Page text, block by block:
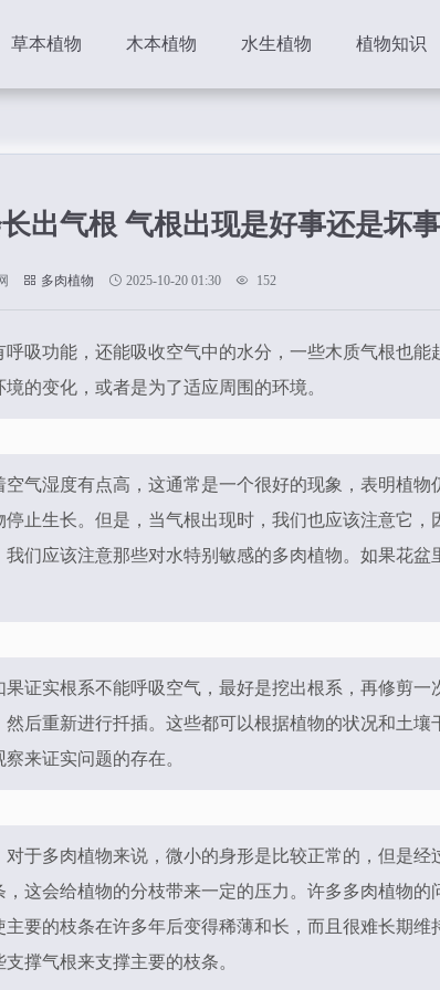
草本植物 木本植物 水生植物 植物知识
出气根 气根出现是好事还是坏事
多肉植物 2025-10-20 01:30 152
吸功能，还能吸收空气中的水分，一些木质气根也能
的变化，或者是为了适应周围的环境。
气湿度有点高，这通常是一个很好的现象，表明植物
止生长。但是，当气根出现时，我们也应该注意它，
们应该注意那些对水特别敏感的多肉植物。如果花盆
证实根系不能呼吸空气，最好是挖出根系，再修剪一
后重新进行扦插。这些都可以根据植物的状况和土壤
来证实问题的存在。
于多肉植物来说，微小的身形是比较正常的，但是经
这会给植物的分枝带来一定的压力。许多多肉植物的
要的枝条在许多年后变得稀薄和长，而且很难长期维
撑气根来支撑主要的枝条。